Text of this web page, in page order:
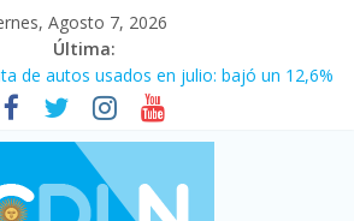
Agosto 7, 2026
Última:
de autos usados en julio: bajó un 12,6%
River de Coudet en el Monumental
su nivel más alto en dos décadas y ya
en Santa Fe
cerraron 41.000 kioscos: el sector